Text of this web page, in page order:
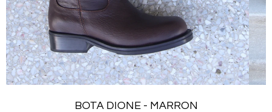
BOTA DIONE - MARRON